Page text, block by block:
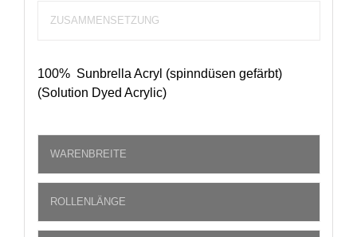
ZUSAMMENSETZUNG
100% Sunbrella Acryl (spinndüsen gefärbt)
(Solution Dyed Acrylic)
WARENBREITE
ROLLENLÄNGE